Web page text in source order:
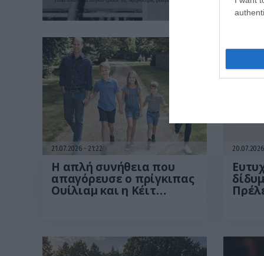
21.07.2026 21:22
Η απλή συνήθεια που
απαγόρευσε ο πρίγκιπας
Ουίλιαμ και η Κέιτ
20.07.2026